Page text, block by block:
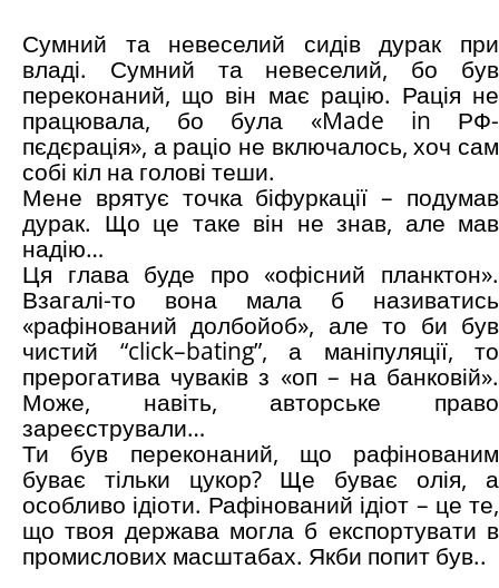
Сумний та невеселий сидів дурак при
владі. Сумний та невеселий, бо був
переконаний, що він має рацію. Рація не
працювала, бо була «Made in РФ-
пєдєрація», а раціо не включалось, хоч сам
собі кіл на голові теши.
Мене врятує точка біфуркації – подумав
дурак. Що це таке він не знав, але мав
надію…
Ця глава буде про «офісний планктон».
Взагалі-то вона мала б називатись
«рафінований долбойоб», але то би був
чистий “click–bating”, а маніпуляції, то
прерогатива чуваків з «оп – на банковій».
Може, навіть, авторське право
зареєстрували…
Ти був переконаний, що рафінованим
буває тільки цукор? Ще буває олія, а
особливо ідіоти. Рафінований ідіот – це те,
що твоя держава могла б експортувати в
промислових масштабах. Якби попит був..